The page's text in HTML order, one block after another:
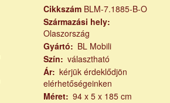
Cikkszám BLM-7.1885-B-O
Származási hely
Olaszország
Gyártó
BL Mobili
Szín
választható
Ár
kérjük érdeklődjön
elérhetőségeinken
Méret
94 x 5 x 185 cm